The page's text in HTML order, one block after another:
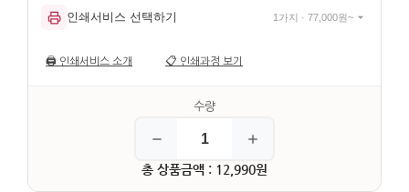
인쇄서비스 선택하기 1가지 · 77,000원~
🖨️ 인쇄서비스 소개 📋 인쇄과정 보기
총 상품금액 : 12,990원